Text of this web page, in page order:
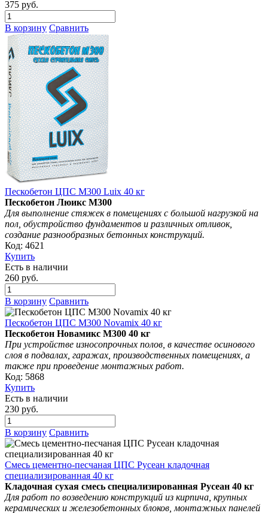
375 руб.
В корзину Сравнить
Пескобетон ЦПС М300 Luix 40 кг
Пескобетон Люикс М300
Для выполнение стяжек в помещениях с большой нагрузкой на
пол, обустройство фундаментов и различных отливок,
создание разнообразных бетонных конструкций.
Код: 4621
Купить
Есть в наличии
260 руб.
В корзину Сравнить
Пескобетон ЦПС М300 Novamix 40 кг
Пескобетон Новамикс М300 40 кг
При устройстве износопрочных полов, в качестве осинового
слоя в подвалах, гаражах, производственных помещениях, а
также при проведение монтажных работ.
Код: 5868
Купить
Есть в наличии
230 руб.
В корзину Сравнить
Смесь цементно-песчаная ЦПС Русеан кладочная
специализированная 40 кг
Кладочная сухая смесь специализированная Русеан 40 кг
Для работ по возведению конструкций из кирпича, крупных
керамических и железобетонных блоков, монтажных панелей